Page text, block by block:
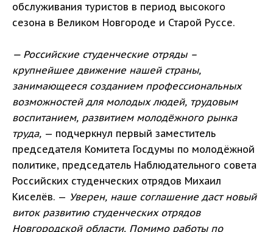
обслуживания туристов в период высокого
сезона в Великом Новгороде и Старой Руссе.
— Российские студенческие отряды –
крупнейшее движение нашей страны,
занимающееся созданием профессиональных
возможностей для молодых людей, трудовым
воспитанием, развитием молодёжного рынка
труда, — подчеркнул первый заместитель
председателя Комитета Госдумы по молодёжной
политике, председатель Наблюдательного совета
Российских студенческих отрядов Михаил
Киселёв. — Уверен, наше соглашение даст новый
виток развитию студенческих отрядов
Новгородской области. Помимо работы по